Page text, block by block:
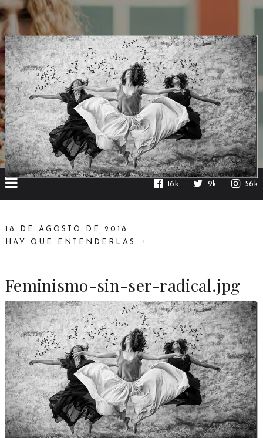
16k 9k 56k
18 DE AGOSTO DE 2018
HAY QUE ENTENDERLAS
Feminismo-sin-ser-radical.jpg